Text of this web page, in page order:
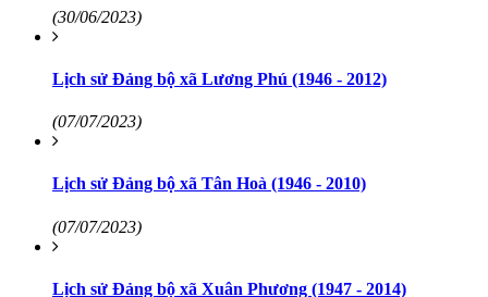
(30/06/2023)
Lịch sử Đảng bộ xã Lương Phú (1946 - 2012)
(07/07/2023)
Lịch sử Đảng bộ xã Tân Hoà (1946 - 2010)
(07/07/2023)
Lịch sử Đảng bộ xã Xuân Phương (1947 - 2014)